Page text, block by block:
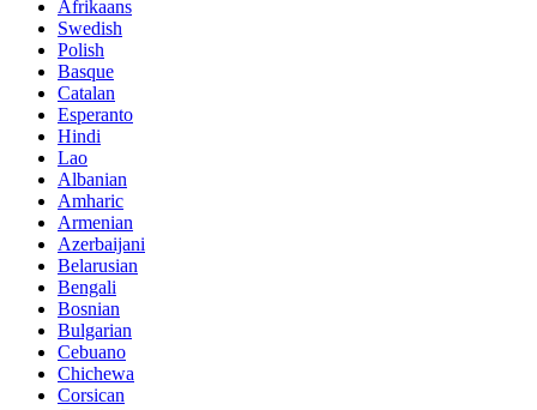
Afrikaans
Swedish
Polish
Basque
Catalan
Esperanto
Hindi
Lao
Albanian
Amharic
Armenian
Azerbaijani
Belarusian
Bengali
Bosnian
Bulgarian
Cebuano
Chichewa
Corsican